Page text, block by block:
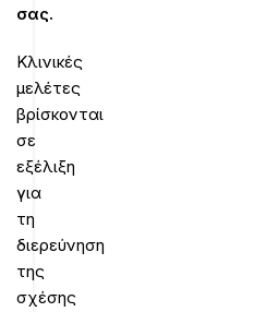
σας.
Κλινικές
μελέτες
βρίσκονται
σε
εξέλιξη
για
τη
διερεύνηση
της
σχέσης